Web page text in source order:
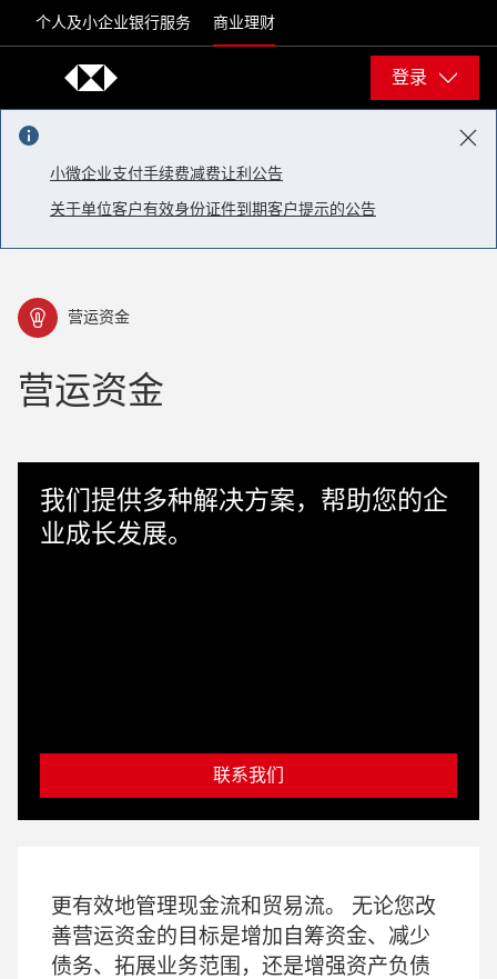
个人及小企业银行服务 商业理财
登录
小微企业支付手续费减费让利公告
关于单位客户有效身份证件到期客户提示的公告
营运资金
营运资金
我们提供多种解决方案，帮助您的企
业成长发展。
联系我们
更有效地管理现金流和贸易流。 无论您改
善营运资金的目标是增加自筹资金、减少
债务、拓展业务范围，还是增强资产负债